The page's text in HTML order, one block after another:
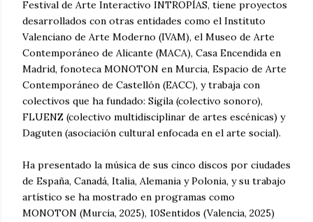
Festival de Arte Interactivo INTROPÍAS, tiene proyectos
desarrollados con otras entidades como el Instituto
Valenciano de Arte Moderno (IVAM), el Museo de Arte
Contemporáneo de Alicante (MACA), Casa Encendida en
Madrid, fonoteca MONOTON en Murcia, Espacio de Arte
Contemporáneo de Castellón (EACC), y trabaja con
colectivos que ha fundado: Sigila (colectivo sonoro),
FLUENZ (colectivo multidisciplinar de artes escénicas) y
Daguten (asociación cultural enfocada en el arte social).
Ha presentado la música de sus cinco discos por ciudades
de España, Canadá, Italia, Alemania y Polonia, y su trabajo
artístico se ha mostrado en programas como
MONOTON (Murcia, 2025), 10Sentidos (Valencia, 2025)